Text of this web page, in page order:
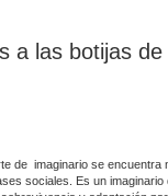
a las botijas
de imaginario se
sociales. Es un